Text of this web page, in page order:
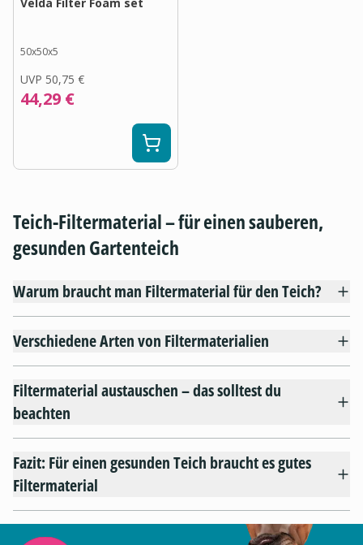
50x50x5
UVP 50,75 €
44,29 €
Teich-Filtermaterial – für einen sauberen,
gesunden Gartenteich
Warum braucht man Filtermaterial für den Teich?
Verschiedene Arten von Filtermaterialien
Filtermaterial austauschen – das solltest du
beachten
Fazit: Für einen gesunden Teich braucht es gutes
Filtermaterial